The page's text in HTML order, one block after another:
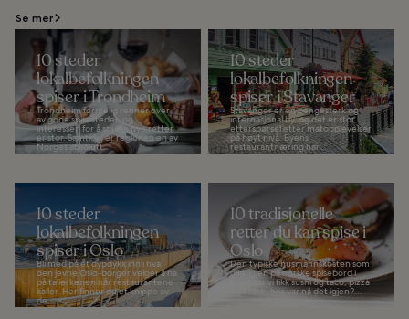
Se mer
10 steder
lokalbefolkningen
spiser i Trondheim
Trondheim formelig renner over
av gode spisesteder, og
interessen for å smake nye retter
er stor. Samtidig er regionen en av
Norges absolutt...
10 steder
lokalbefolkningen
spiser i Stavanger
Stavanger er en pengesterk og
internasjonal by, og det er stor
etterspørsel etter matopplevelser
på høyt nivå. Byens
restaurantnæring har...
10 steder
lokalbefolkningen
spiser i Oslo
Bli med på et dypdykk inn i hva
den jevne Oslo-borger velger å ha
på tallerkenen når restaurantene
kaller. Her finner du et knippe av
de...
10 tradisjonelle
retter du kan spise i
Oslo
Den typiske husmannskosten som
gikk igjen på norske spisebord i
tiden før vi fikk sushi og taco, pizza
og indisk, hva var nå det igjen?...